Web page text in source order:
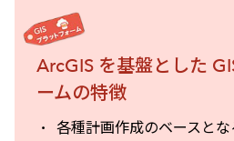
ArcGIS を基盤とした
ームの特徴
各種計画作成のベースと